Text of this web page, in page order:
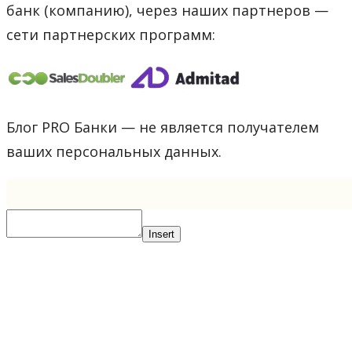
банк (компанию), через наших партнеров —
сети партнерских программ:
Блог PRO Банки — не является получателем
ваших персональных данных.
Insert